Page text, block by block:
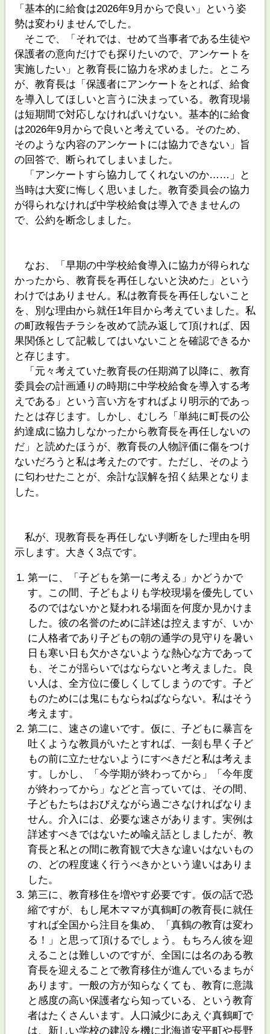
「基本的に給食は2026年9月からで良い」という姿
勢は変わりませんでした。
そこで、「それでは、せめて当事者である生徒や
保護者の意向だけでも探りたいので、アンケートを
実施したい」と教育長に協力を求めました。ところ
が、教育長は「保護者にアンケートをとれば、給食
を導入してほしいと言うに決まっている。教育現場
は短期間で対応しなければいけない。基本的に給食
は2026年9月からで良いと考えている。そのため、
そのような内容のアンケートには協力できない」旨
の回答で、断られてしまいました。
「アンケートすら協力してくれないのか……」と
当時は大変に悔しく思いました。教育委員会の協力
が得られなければ中学校給食は導入できませんの
で、公約を断念しました。
なお、「早期の中学校給食導入に協力が得られな
かったから、教育長を再任しないと決めた」という
わけではありません。私は教育長を再任しないこと
を、別な理由から就任1年目から考えていました。私
の町政報告チラシを改めて読み返して頂ければ、因
果関係として記載してはいないことを確認できるか
と存じます。
「元々考えていた教育長の任期満了以降に、教育
委員会の計画通りの時期に中学校給食を導入する考
えである」という言い方をすればより明示的であっ
たとは存じます。しかし、むしろ「単純に町長の公
約達成に協力しなかったから教育長を再任しないの
だ」と読めたほうが、教育長の人物評価に傷をつけ
ないだろうと私は考えたのです。ただし、そのよう
に匂わせたことが、余計な誤解を招く結果となりま
した。
私が、現教育長を再任しない判断をした理由を明
示します。大きく3点です。
第一に、「子どもを第一に考える」かどうかで
す。この間、子どもよりも学校現場を優先してい
るのではないかと疑われる場面を何度か見かけま
した。彼の名誉のために詳述は控えますが、いか
に人格者であり子どもの朝の通学の見守りを暑い
日も寒い日も欠かさないような熱心な方であって
も、そこが揺らいではならないと考えました。良
い人は、全方位に優しくしてしまうのです。子ど
ものためには鬼にもならねばならない。私はそう
考えます。
第二に、速さの違いです。仮に、子どもに暴言を
吐くような教員がいたとすれば、一刻も早く子ど
もの前に立たせないようにすべきだと私は考えま
す。しかし、「今学期が終わってから」「今年度
が終わってから」などと言っていては、その間、
子どもたちはおびえながら過ごさなければなりま
せん。介入には、必要な速さがあります。実例は
詳述すべきではないため喩え話としましたが、教
育長と私との間に教育観で大きな違いはないもの
の、どの程度速く行うべきかという違いはありま
した。
第三に、教育移住を増やす必要です。仮の話で恐
縮ですが、もし尾木ママが真鶴町の教育長に就任
すれば全国から注目を集め、「真鶴の教育は変わ
る！」と思って頂けるでしょう。もちろん彼を迎
えることは難しいのですが、全国には名のある教
育長を迎えることで教育移住が進んでいるまちが
あります。一般の方が知らなくても、教育に意識
と感度の高い保護者なら知っている、という教育
者はたくさんいます。人口減少にあえぐ真鶴町で
は、新しい学校の建設を機に北海道安平町や長野